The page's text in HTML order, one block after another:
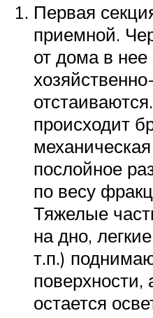
Первая
приемной.
от дома в нее
происходит
послойное
по весу
Тяжелые
на дно,
т.п.)
поверхности,
остается